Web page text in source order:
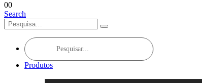
00
Search
Products
search
Produtos